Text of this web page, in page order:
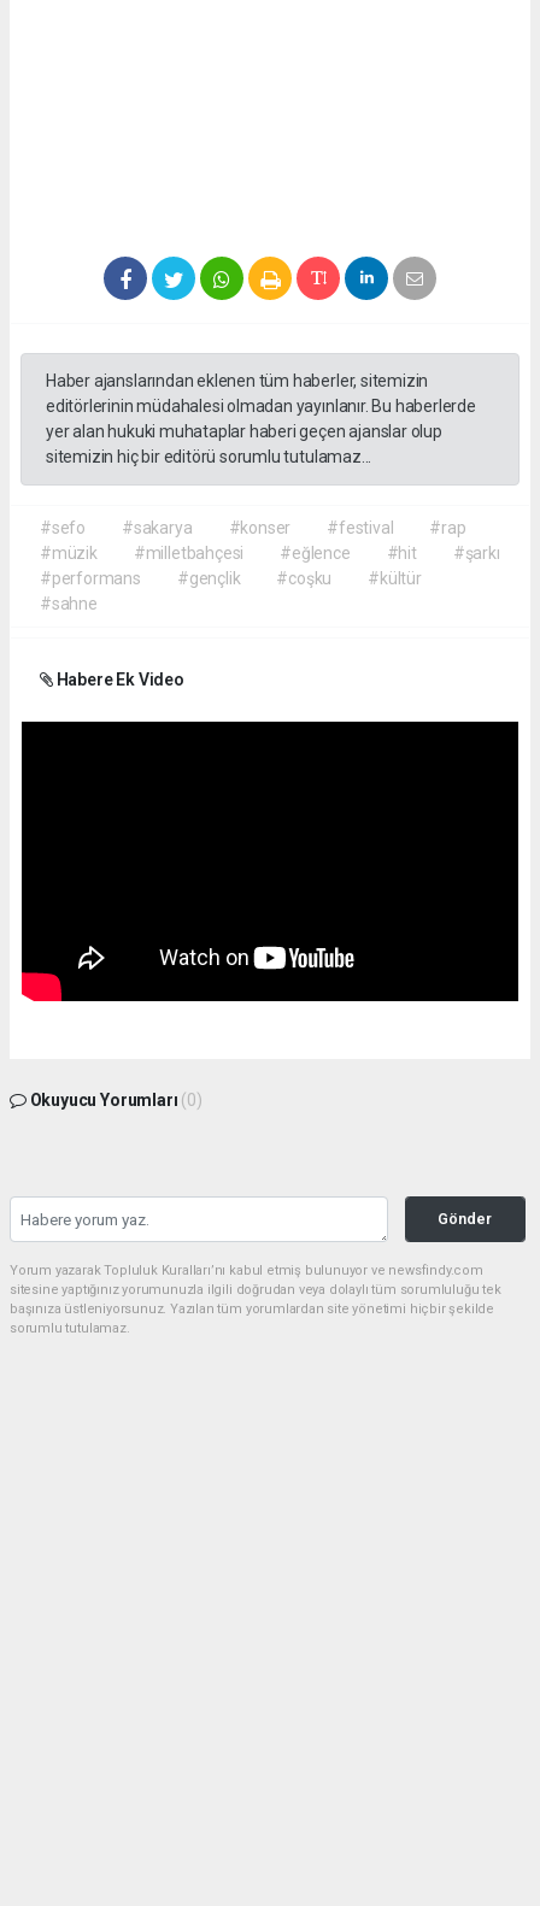
Haber ajanslarından eklenen tüm haberler, sitemizin
editörlerinin müdahalesi olmadan yayınlanır. Bu haberlerde
yer alan hukuki muhataplar haberi geçen ajanslar olup
sitemizin hiç bir editörü sorumlu tutulamaz...
#sefo #sakarya #konser #festival
#rap
#müzik
#milletbahçesi #eğlence #hit
#şarkı
#performans
#gençlik #coşku
#kültür
#sahne
Habere Ek Video
Okuyucu Yorumları (0)
Gönder
Yorum yazarak Topluluk Kuralları’nı kabul etmiş bulunuyor ve newsfindy.com
sitesine yaptığınız yorumunuzla ilgili doğrudan veya dolaylı tüm sorumluluğu tek
başınıza üstleniyorsunuz. Yazılan tüm yorumlardan site yönetimi hiçbir şekilde
sorumlu tutulamaz.